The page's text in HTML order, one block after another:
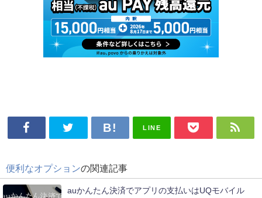
LINE
便利なオプションの関連記事
auかんたん決済でアプリの支払いはUQモバイル